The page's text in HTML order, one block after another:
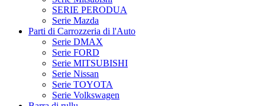
SERIE PERODUA
Serie Mazda
Parti di Carrozzeria di l'Auto
Serie DMAX
Serie FORD
Serie MITSUBISHI
Serie Nissan
Serie TOYOTA
Serie Volkswagen